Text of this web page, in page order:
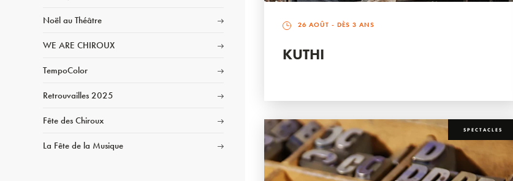
Noël au Théâtre
WE ARE CHIROUX
TempoColor
Retrouvailles 2025
Fête des Chiroux
La Fête de la Musique
26 AOÛT - DÈS 3 ANS
KUTHI
SPECTACLES